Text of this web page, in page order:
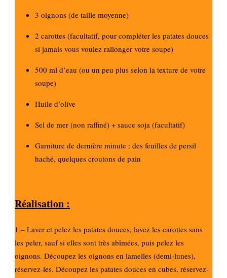
3 oignons (de taille moyenne)
2 carottes (facultatif, pour compléter les patates douces
si jamais vous voulez rallonger votre soupe)
500 ml d’eau (ou un peu plus selon la texture de votre
soupe)
Huile d’olive
Sel de mer (non raffiné) + sauce soja (facultatif)
Garniture de dernière minute : des feuilles de persil
haché, quelques croutons de pain
Réalisation :
1 – Laver et pelez les patates douces, lavez les carottes sans
les peler, sauf si elles sont très abîmées, puis pelez les
oignons. Découpez les oignons en lamelles (demi-lunes),
réservez-les. Découpez les patates douces en cubes, réservez-